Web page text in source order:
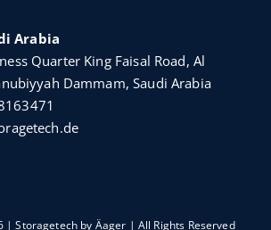
Arabia
Quarter King Faisal Road, Al
Dammam, Saudi Arabia
| Storagetech by Äager | All Rights Reserved